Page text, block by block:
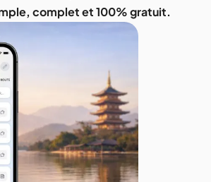
complet et 100% gratuit.